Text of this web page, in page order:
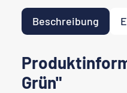
Beschreibung
Grün"